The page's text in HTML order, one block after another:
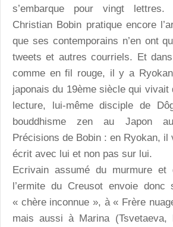
s’embarque pour vingt
Christian Bobin pratique encore
que ses contemporains n’en ont
tweets et autres courriels. Et
comme en fil rouge, il y a
japonais du 19ème siècle qui vivait
lecture, lui-même disciple de
bouddhisme zen au Japon
Précisions de Bobin : en Ryokan, il
écrit avec lui et non pas sur lui.
Ecrivain assumé du murmure et
l’ermite du Creusot envoie
« chère inconnue », à « Frère
mais aussi à Marina